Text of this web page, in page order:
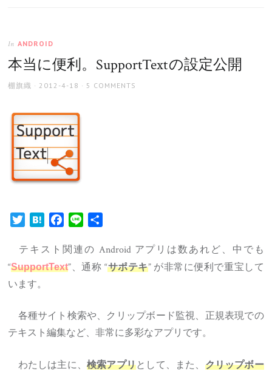
In ANDROID
本当に便利。SupportText の設定公開
AUTHOR
棚旗織
POSTED
2012-4-18 5 COMMENTS
TwitterHatenaFacebook
Line
テキスト関連の Android アプリは数あれど、中でも
“SupportText”、通称 “サポテキ” が非常に便利で重宝して
います。
各種サイト検索や、クリップボード監視、正規表現での
テキスト編集など、非常に多彩なアプリです。
わたしは主に、検索アプリとして、また、
クリップボー